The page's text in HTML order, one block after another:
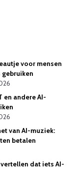
voor mensen
en andere AI-
van AI-muziek:
betalen
dat iets AI-